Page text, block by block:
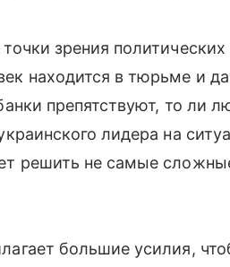
зрения
находится в тюрьме и
препятствуют, то ли
лидера на
решить не самые
большие усилия,